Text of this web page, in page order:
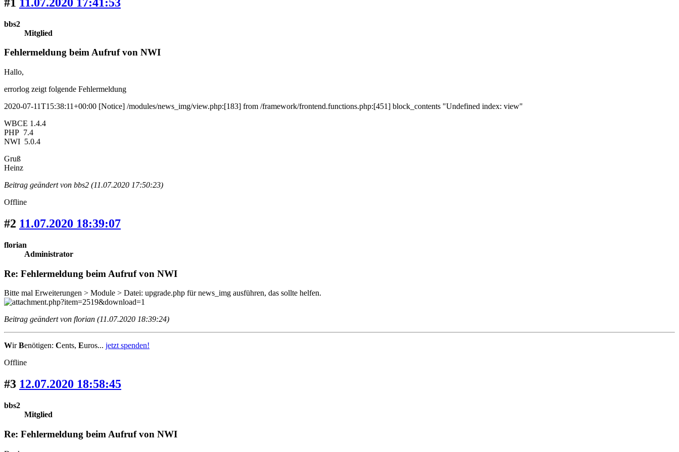
bbs2
Mitglied
Fehlermeldung beim Aufruf von NWI
Hallo,
errorlog zeigt folgende Fehlermeldung
2020-07-11T15:38:11+00:00 [Notice] /modules/news_img/view.php:[183] from /framework/frontend.functions.php:[451] block_contents "Undefined index: view"
WBCE 1.4.4
PHP 7.4
NWI 5.0.4
Gruß
Heinz
Beitrag geändert von bbs2 (11.07.2020 17:50:23)
Offline
#2 11.07.2020 18:39:07
florian
Administrator
Re: Fehlermeldung beim Aufruf von NWI
Bitte mal Erweiterungen > Module > Datei: upgrade.php für news_img ausführen, das sollte helfen.
Beitrag geändert von florian (11.07.2020 18:39:24)
WirBenötigen: Cents, Euros... jetzt spenden!
Offline
#3 12.07.2020 18:58:45
bbs2
Mitglied
Re: Fehlermeldung beim Aufruf von NWI